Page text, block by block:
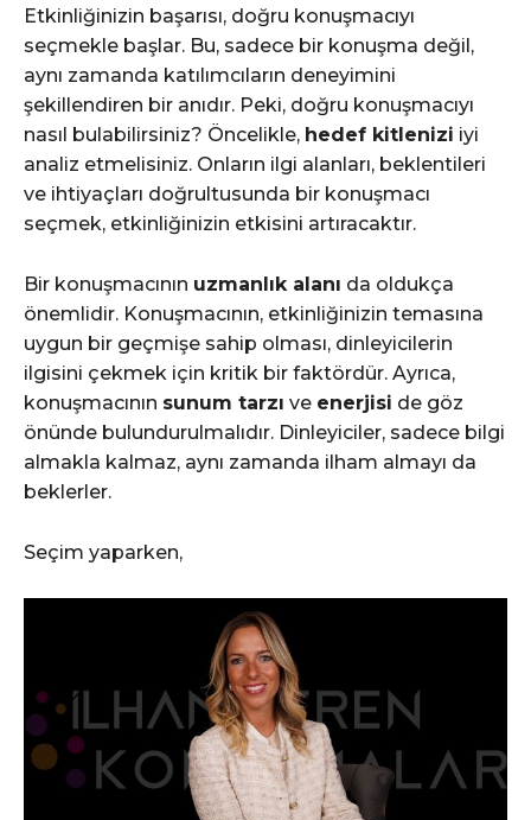
Etkinliğinizin başarısı, doğru konuşmacıyı
seçmekle başlar. Bu, sadece bir konuşma değil,
aynı zamanda katılımcıların deneyimini
şekillendiren bir anıdır. Peki, doğru konuşmacıyı
nasıl bulabilirsiniz? Öncelikle, hedef kitlenizi iyi
analiz etmelisiniz. Onların ilgi alanları, beklentileri
ve ihtiyaçları doğrultusunda bir konuşmacı
seçmek, etkinliğinizin etkisini artıracaktır.
Bir konuşmacının uzmanlık alanı da oldukça
önemlidir. Konuşmacının, etkinliğinizin temasına
uygun bir geçmişe sahip olması, dinleyicilerin
ilgisini çekmek için kritik bir faktördür. Ayrıca,
konuşmacının sunum tarzı ve enerjisi de göz
önünde bulundurulmalıdır. Dinleyiciler, sadece bilgi
almakla kalmaz, aynı zamanda ilham almayı da
beklerler.
Seçim yaparken,